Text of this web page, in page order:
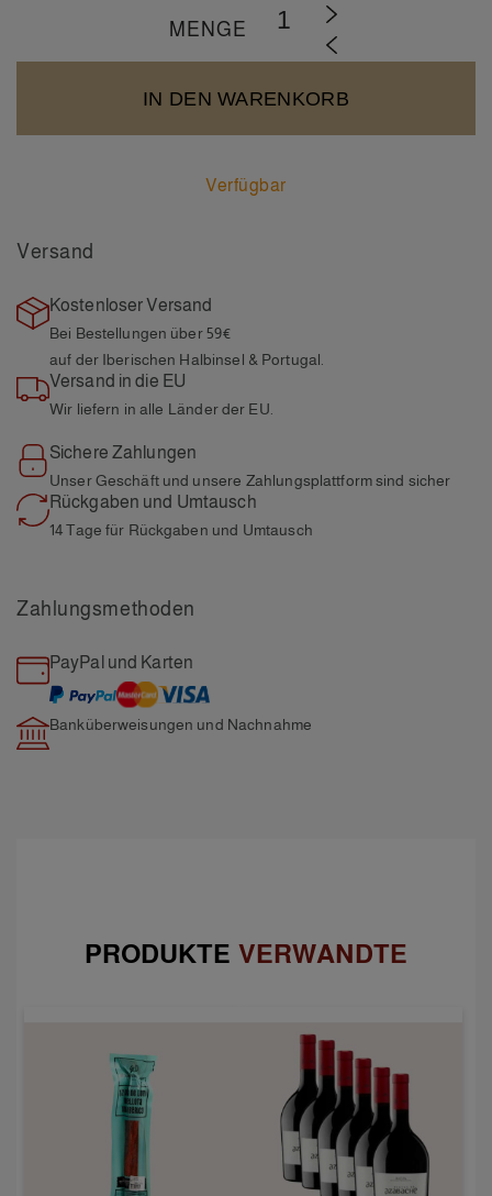
MENGE
IN DEN WARENKORB
Verfügbar
Versand
Kostenloser Versand
Bei Bestellungen über 59€
auf der Iberischen Halbinsel & Portugal.
Versand in die EU
Wir liefern in alle Länder der EU.
Sichere Zahlungen
Unser Geschäft und unsere Zahlungsplattform sind sicher
Rückgaben und Umtausch
14 Tage für Rückgaben und Umtausch
Zahlungsmethoden
PayPal und Karten
Banküberweisungen und Nachnahme
PRODUKTE VERWANDTE